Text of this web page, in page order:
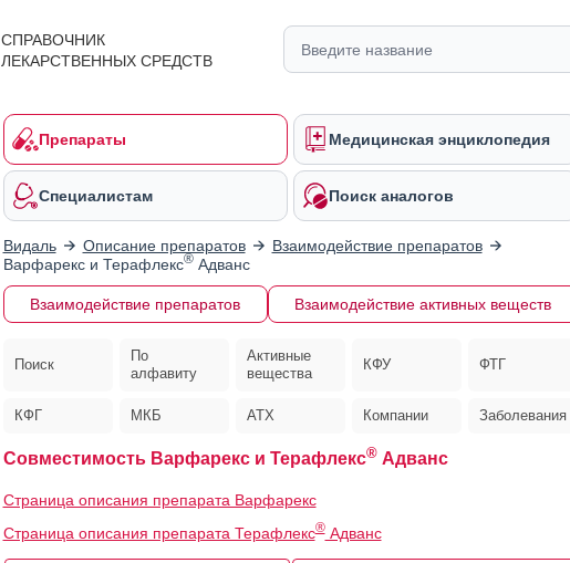
СПРАВОЧНИК
ЛЕКАРСТВЕННЫХ СРЕДСТВ
Препараты Медицинская энциклопедия
Специалистам Поиск аналогов
Видаль Описание препаратов
Взаимодействие препаратов
Варфарекс и Терафлекс®Адванс
Взаимодействие препаратов Взаимодействие активных веществ
Поиск
По
алфавиту
Активные
вещества
КФУ ФТГ
КФГ МКБ АТХ Компании Заболевания
Совместимость Варфарекс и Терафлекс®Адванс
Страница описания препарата Варфарекс
Страница описания препарата Терафлекс®Адванс